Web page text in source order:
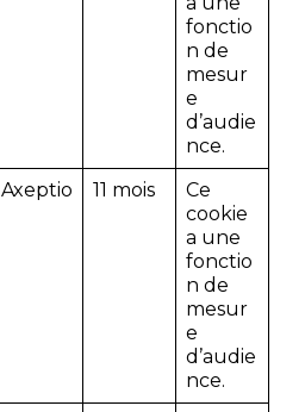
fonctio
n de
mesur
e
d’audie
nce.
Axeptio 11 mois
Ce
cookie
a une
fonctio
n de
mesur
e
d’audie
nce.